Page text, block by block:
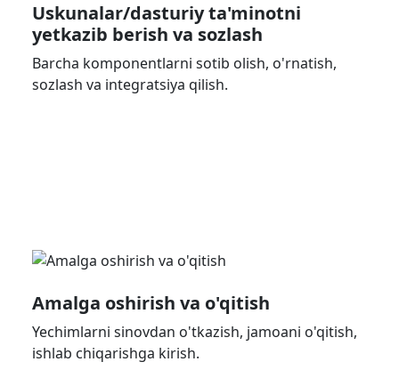
Uskunalar/dasturiy ta'minotni
yetkazib berish va sozlash
Barcha komponentlarni sotib olish, o'rnatish,
sozlash va integratsiya qilish.
Amalga oshirish va o'qitish
Yechimlarni sinovdan o'tkazish, jamoani o'qitish,
ishlab chiqarishga kirish.